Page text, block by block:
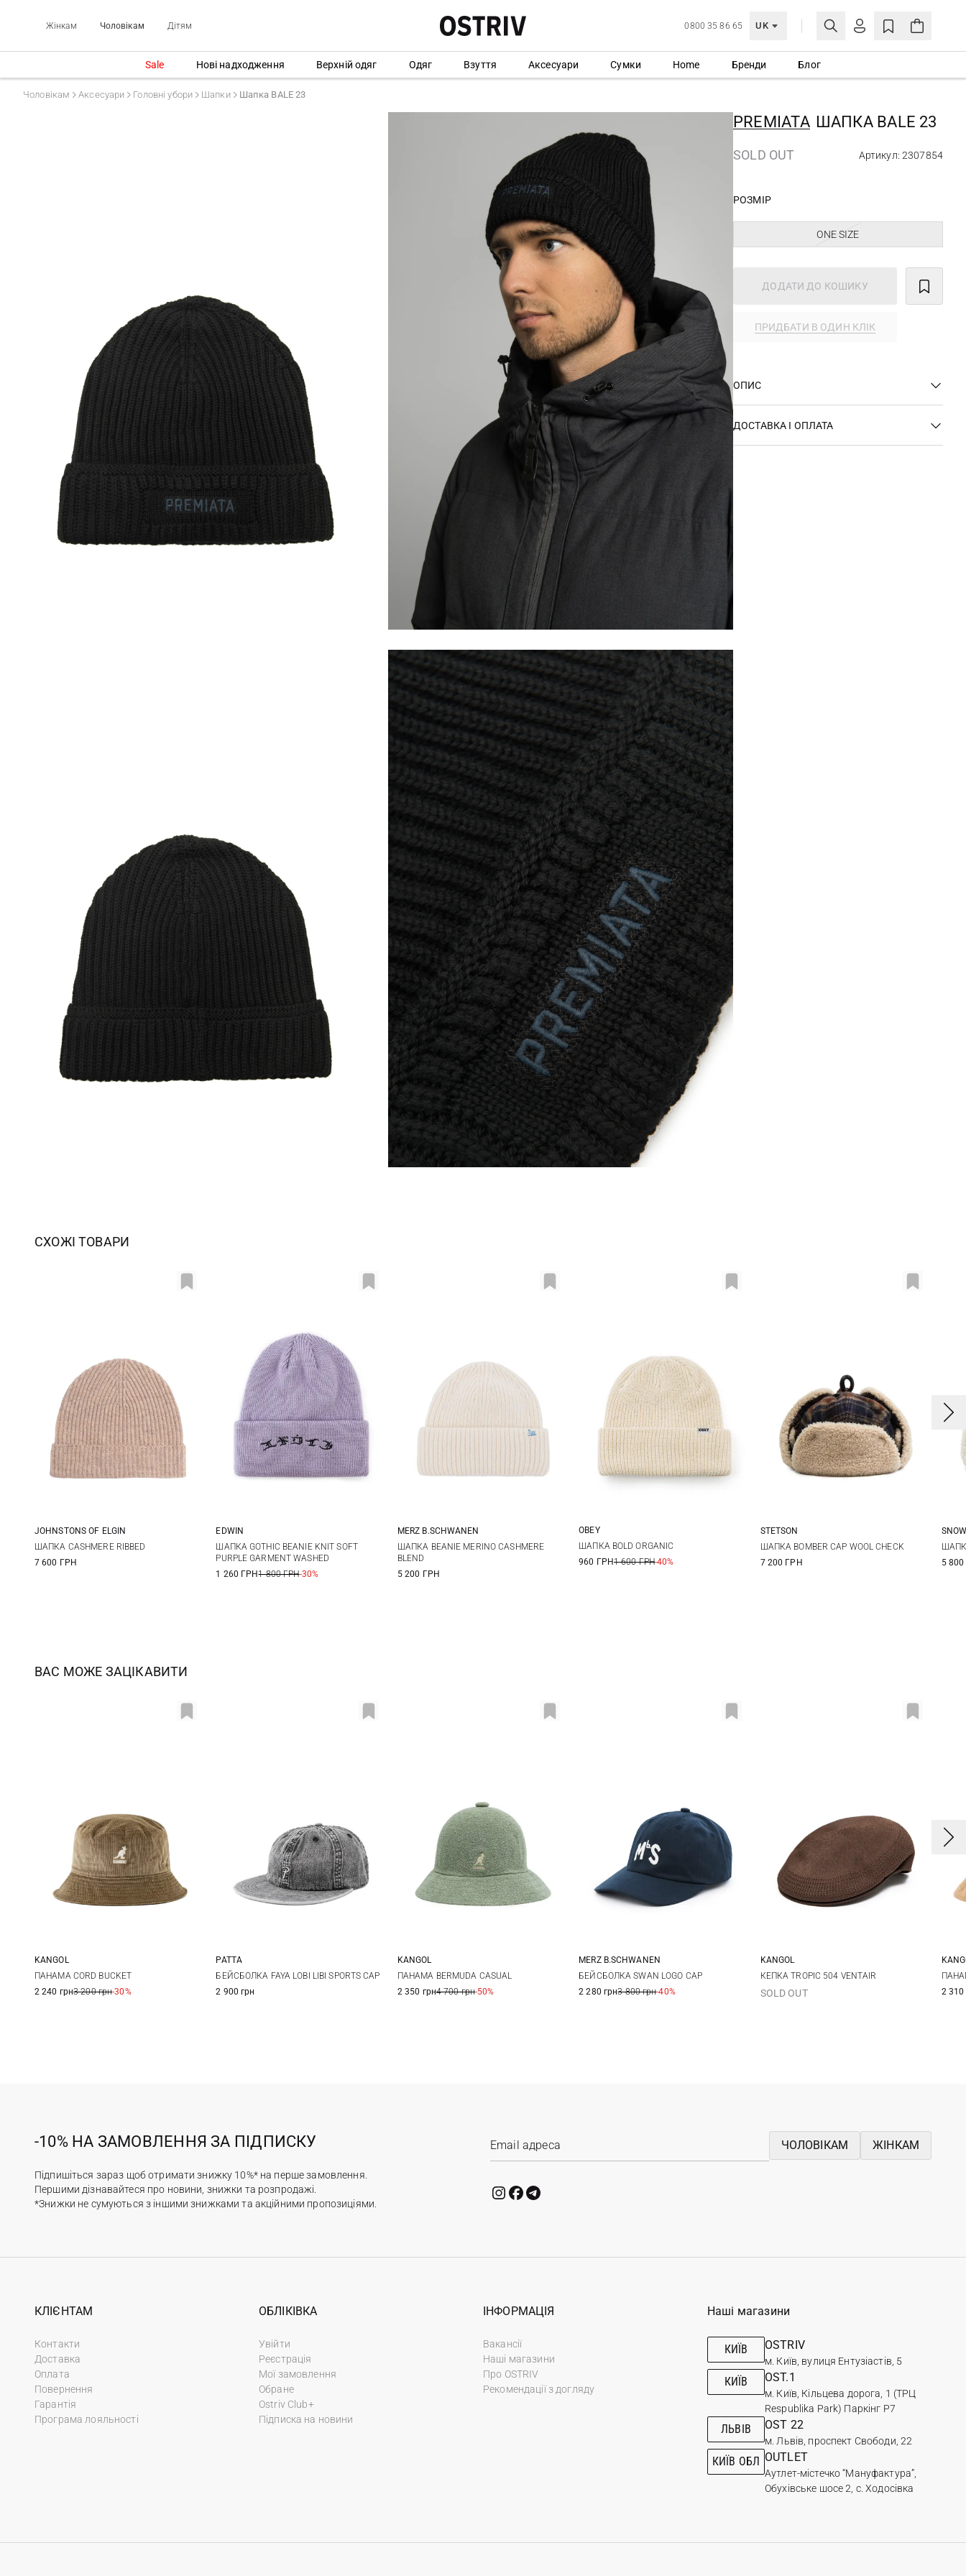
Жінкам Чоловікам Дітям 0800 35 86 65 UK
МОЯ ОБЛІКІВКА
СТВОРИТИ ОБЛІКІВКУ
Sale Нові надходження Верхній одяг Одяг Взуття Аксесуари Сумки Home Бренди Блог
Чоловікам Аксесуари Головні убори Шапки Шапка BALE 23
PREMIATA ШАПКА BALE 23
SOLD OUT Артикул: 2307854
РОЗМІР
ONE SIZE
ДОДАТИ ДО КОШИКУ
ПРИДБАТИ В ОДИН КЛІК
ОПИС
ДОСТАВКА І ОПЛАТА
СХОЖІ ТОВАРИ
One size
JOHNSTONS OF ELGIN
ШАПКА CASHMERE RIBBED
7 600 ГРН
One size
EDWIN
ШАПКА GOTHIC BEANIE KNIT SOFT
PURPLE GARMENT WASHED
1 260 ГРН1 800 ГРН-30%
One size
MERZ B.SCHWANEN
ШАПКА BEANIE MERINO CASHMERE
BLEND
5 200 ГРН
One size
OBEY
ШАПКА BOLD ORGANIC
960 ГРН1 600 ГРН-40%
M L XL
STETSON
ШАПКА BOMBER CAP WOOL CHECK
7 200 ГРН
L/
5
ВАС МОЖЕ ЗАЦІКАВИТИ
M L
KANGOL
ПАНАМА CORD BUCKET
2 240 грн3 200 грн-30%
One size
PATTA
БЕЙСБОЛКА FAYA LOBI LIBI SPORTS CAP
2 900 грн
L
KANGOL
ПАНАМА BERMUDA CASUAL
2 350 грн4 700 грн-50%
One size
MERZ B.SCHWANEN
БЕЙСБОЛКА SWAN LOGO CAP
2 280 грн3 800 грн-40%
S M L
KANGOL
КЕПКА TROPIC 504 VENTAIR
SOLD OUT
S
2 310
-10% НА ЗАМОВЛЕННЯ ЗА ПІДПИСКУ
Підпишіться зараз щоб отримати знижку 10%* на перше замовлення.
Першими дізнавайтеся про новини, знижки та розпродажі.
*Знижки не сумуються з іншими знижками та акційними пропозиціями.
ЧОЛОВІКАМ ЖІНКАМ
КЛІЄНТАМ
Контакти
Доставка
Оплата
Повернення
Гарантія
Програма лояльності
ОБЛІКІВКА
Увійти
Реєстрація
Мої замовлення
Обране
Ostriv Club+
Підписка на новини
ІНФОРМАЦІЯ
Вакансії
Наші магазини
Про OSTRIV
Рекомендації з догляду
Наші магазини
КИЇВ OSTRIV
м. Київ, вулиця Ентузіастів, 5
КИЇВ OST.1
м. Київ, Кільцева дорога, 1 (ТРЦ
Respublika Park) Паркінг Р7
ЛЬВІВ OST 22
м. Львів, проспект Свободи, 22
КИЇВ ОБЛ OUTLET
Аутлет-містечко “Мануфактура”,
Обухівське шосе 2, с. Ходосівка